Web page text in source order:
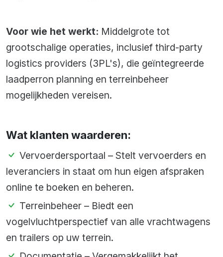
Voor wie het werkt: Middelgrote tot
grootschalige operaties, inclusief third-party
logistics providers (3PL's), die geïntegreerde
laadperron planning en terreinbeheer
mogelijkheden vereisen.
Wat klanten waarderen:
Vervoerdersportaal – Stelt vervoerders en
leveranciers in staat om hun eigen afspraken
online te boeken en beheren.
Terreinbeheer – Biedt een
vogelvluchtperspectief van alle vrachtwagens
en trailers op uw terrein.